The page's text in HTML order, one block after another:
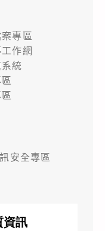
專區
作網
統
安全專區